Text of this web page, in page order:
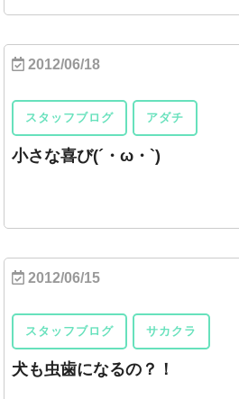
2012/06/18
スタッフブログ アダチ
小さな喜び(´・ω・`)
2012/06/15
スタッフブログ サカクラ
犬も虫歯になるの？！